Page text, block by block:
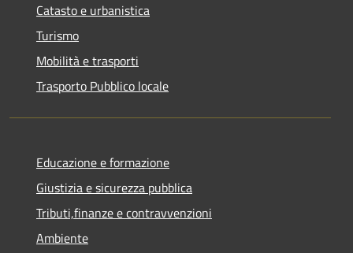
Catasto e urbanistica
Turismo
Mobilità e trasporti
Trasporto Pubblico locale
Educazione e formazione
Giustizia e sicurezza pubblica
Tributi,finanze e contravvenzioni
Ambiente